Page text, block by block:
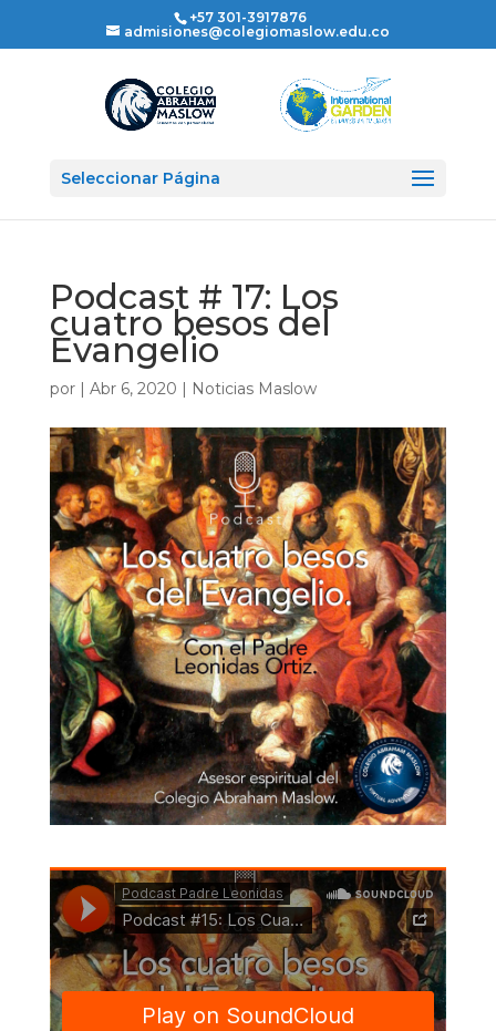
+57 301-3917876
admisiones@colegiomaslow.edu.co
Seleccionar Página
Podcast # 17: Los
cuatro besos del
Evangelio
por | Abr 6, 2020 | Noticias Maslow